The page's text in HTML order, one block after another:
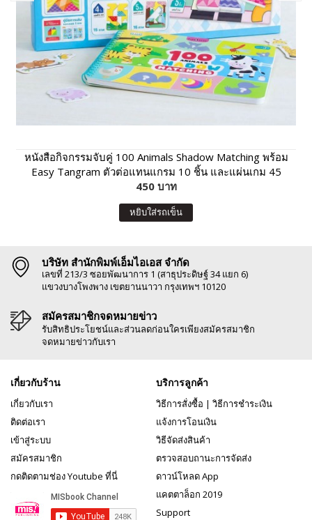
หนังสือกิจกรรมจับคู่ 100 Animals Shadow Matching พร้อม
Easy Tangram ตัวต่อแทนแกรม 10 ชิ้น และแผ่นเกม 45
แผ่น
450 บาท
หยิบใส่รถเข็น
บริษัท สำนักพิมพ์เอ็มไอเอส จำกัด
เลขที่ 213/3 ซอยพัฒนาการ 1 (สาธุประดิษฐ์ 34 แยก 6)
แขวงบางโพงพาง เขตยานนาวา กรุงเทพฯ 10120
สมัครสมาชิกจดหมายข่าว
รับสิทธิประโยชน์และส่วนลดก่อนใครเพียงสมัครสมาชิก
จดหมายข่าวกับเรา
เกี่ยวกับร้าน
เกี่ยวกับเรา
ติดต่อเรา
เข้าสู่ระบบ
สมัครสมาชิก
กดติดตามช่อง Youtube ที่นี่
บริการลูกค้า
วิธีการสั่งซื้อ | วิธีการชำระเงิน
แจ้งการโอนเงิน
วิธีจัดส่งสินค้า
ตรวจสอบถานะการจัดส่ง
ดาวน์โหลด App
แคตตาล็อก 2019
Support